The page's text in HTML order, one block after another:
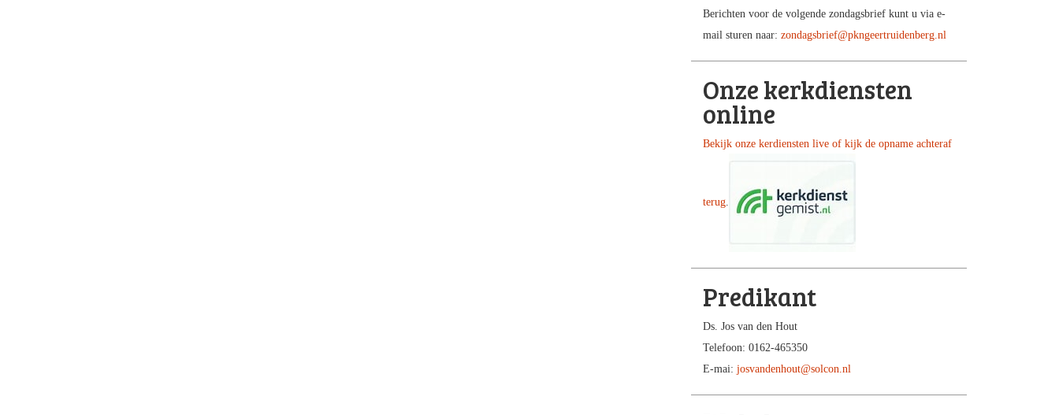
Berichten voor de volgende zondagsbrief kunt u via e-
mail sturen naar: zondagsbrief@pkngeertruidenberg.nl
Onze kerkdiensten
online
Bekijk onze kerdiensten live of kijk de opname achteraf
terug.
Predikant
Ds. Jos van den Hout
Telefoon: 0162-465350
E-mai: josvandenhout@solcon.nl